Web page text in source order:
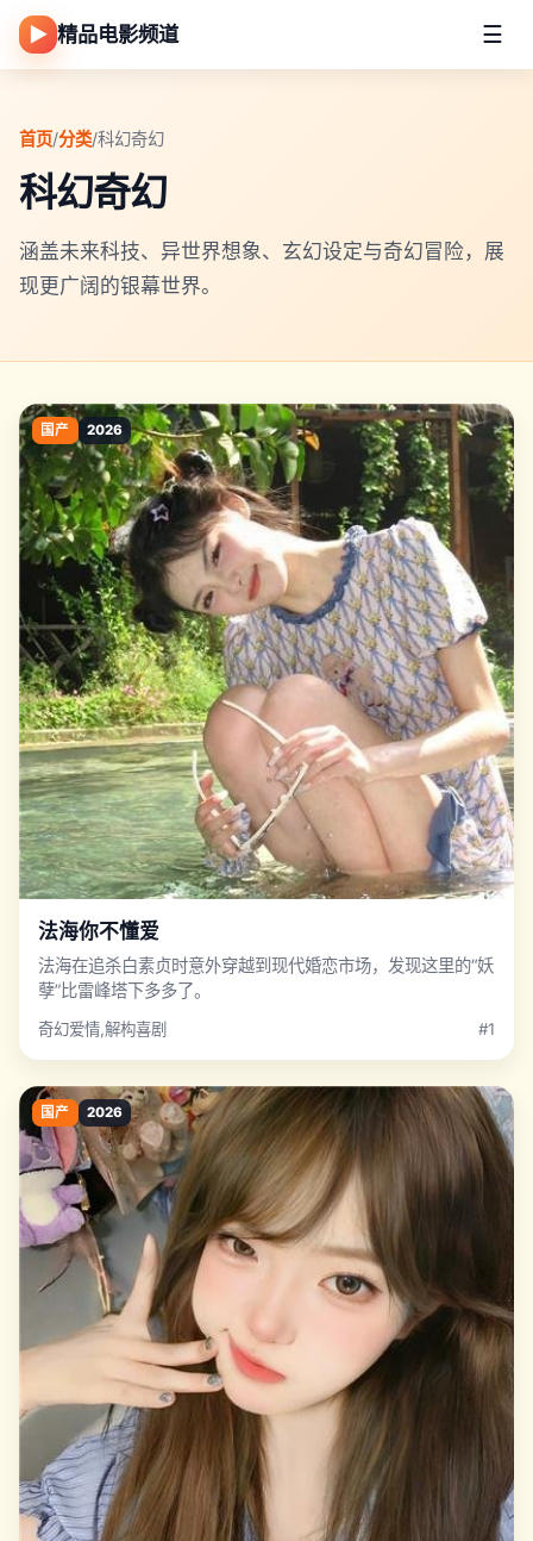
▶ 精品电影频道 ☰
首页/分类/科幻奇幻
科幻奇幻
涵盖未来科技、异世界想象、玄幻设定与奇幻冒险，展
现更广阔的银幕世界。
国产 2026
法海你不懂爱
法海在追杀白素贞时意外穿越到现代婚恋市场，发现这里的“妖
孽”比雷峰塔下多多了。
奇幻爱情,解构喜剧 #1
国产 2026